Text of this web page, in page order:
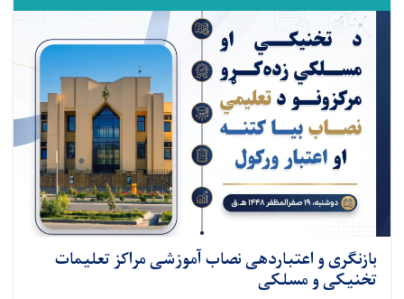
بازنگری و اعتباردهی نصاب آموزشی مراکز تعلیمات
تخنیکی و مسلکی